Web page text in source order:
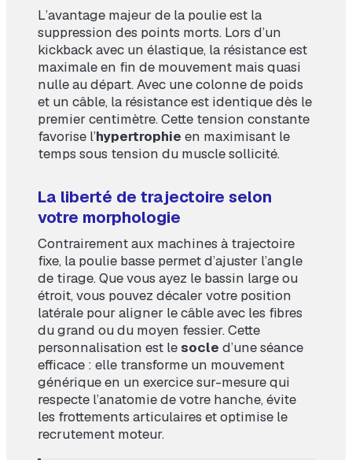
L’avantage majeur de la poulie est la
suppression des points morts. Lors d’un
kickback avec un élastique, la résistance est
maximale en fin de mouvement mais quasi
nulle au départ. Avec une colonne de poids
et un câble, la résistance est identique dès le
premier centimètre. Cette tension constante
favorise l’hypertrophie en maximisant le
temps sous tension du muscle sollicité.
La liberté de trajectoire selon
votre morphologie
Contrairement aux machines à trajectoire
fixe, la poulie basse permet d’ajuster l’angle
de tirage. Que vous ayez le bassin large ou
étroit, vous pouvez décaler votre position
latérale pour aligner le câble avec les fibres
du grand ou du moyen fessier. Cette
personnalisation est lesocle d’une séance
efficace : elle transforme un mouvement
générique en un exercice sur-mesure qui
respecte l’anatomie de votre hanche, évite
les frottements articulaires et optimise le
recrutement moteur.